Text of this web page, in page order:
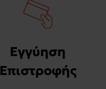
Εγγύηση
Επιστροφής